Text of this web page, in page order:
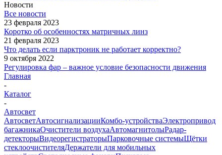
Новости
Все новости
23 февраля 2023
Коротко об особенностях матричных линз
21 февраля 2023
Что делать если парктроник не работает корректно?
9 октября 2022
Регулировка фар – важное условие безопасности движения
Главная
-
Каталог
-
Автосвет
АвтосветАвтосигнализацииКомбо-устройстваЭлектропривод
багажникаОчистители воздухаАвтомагнитолыРадар-
детекторыВидеорегистраторыПарковочные системыЩётки
стеклоочистителяДержатели для мобильных